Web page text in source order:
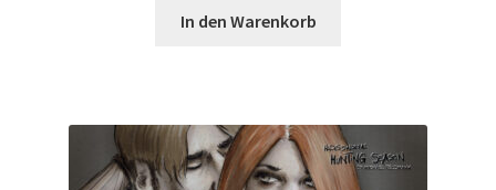
In den Warenkorb